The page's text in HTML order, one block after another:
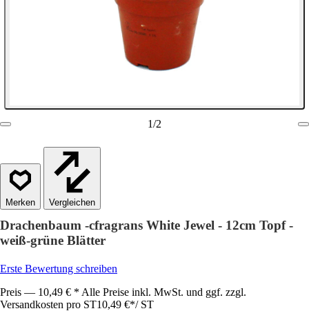
1/2
Vergleichen
Drachenbaum -cfragrans White Jewel - 12cm Topf -
weiß-grüne Blätter
Erste Bewertung schreiben
Preis — 10,49 € * Alle Preise inkl. MwSt. und ggf. zzgl.
Versandkosten pro ST10,49 €*/ ST